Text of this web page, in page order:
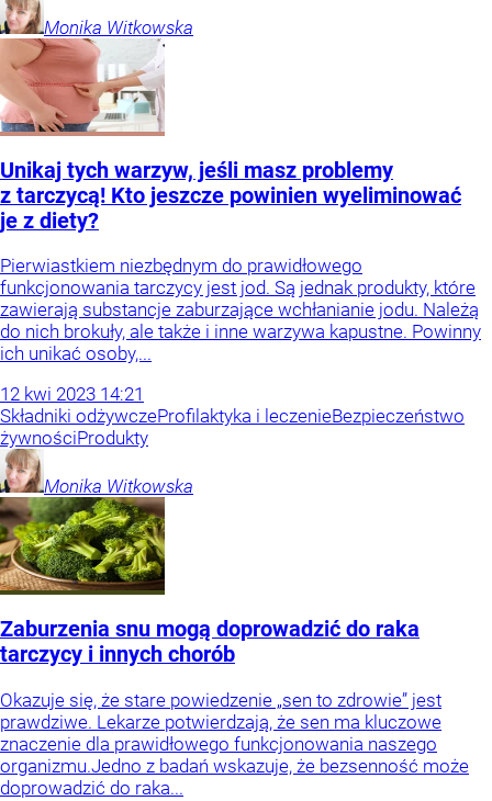
Monika Witkowska
Unikaj tych warzyw, jeśli masz problemy
z tarczycą! Kto jeszcze powinien wyeliminować
je z diety?
Pierwiastkiem niezbędnym do prawidłowego
funkcjonowania tarczycy jest jod. Są jednak produkty, które
zawierają substancje zaburzające wchłanianie jodu. Należą
do nich brokuły, ale także i inne warzywa kapustne. Powinny
ich unikać osoby,...
12 kwi 2023 14:21
Składniki odżywczeProfilaktyka i leczenieBezpieczeństwo
żywnościProdukty
Monika Witkowska
Zaburzenia snu mogą doprowadzić do raka
tarczycy i innych chorób
Okazuje się, że stare powiedzenie „sen to zdrowie” jest
prawdziwe. Lekarze potwierdzają, że sen ma kluczowe
znaczenie dla prawidłowego funkcjonowania naszego
organizmu.Jedno z badań wskazuje, że bezsenność może
doprowadzić do raka...